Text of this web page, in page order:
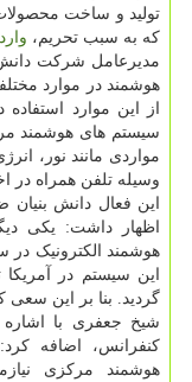
تولید و ساخت
که به سبب تحریم،
مدیرعامل شرکت دانش
هوشمند در موارد
از این موارد
سیستم های هوشمند
مواردی مانند نور،
وسیله تلفن همراه در
این فعال دانش
اظهار داشت: یکی
هوشمند الکترونیک
این سیستم در
گردید. بنا بر این سعی
شیخ جعفری با
کنفرانس، اضافه
هوشمند مرکزی